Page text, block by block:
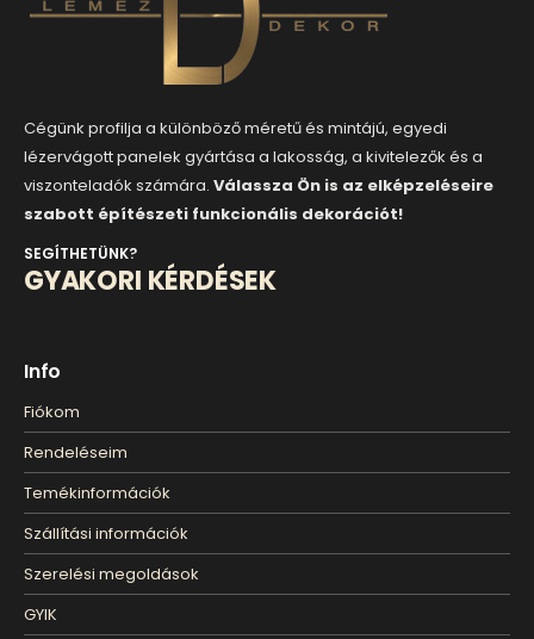
Cégünk profilja a különböző méretű és mintájú, egyedi
lézervágott panelek gyártása a lakosság, a kivitelezők és a
viszonteladók számára. Válassza Ön is az elképzeléseire
szabott építészeti funkcionális dekorációt!
SEGÍTHETÜNK?
GYAKORI KÉRDÉSEK
Info
Fiókom
Rendeléseim
Temékinformációk
Szállítási információk
Szerelési megoldások
GYIK